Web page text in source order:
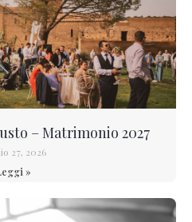
– Matrimonio 2027
27, 2026
»